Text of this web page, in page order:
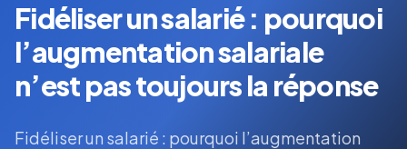
Fidéliser un salarié : pourquoi
l’augmentation salariale
n’est pas toujours la réponse
Fidéliser un salarié : pourquoi l’augmentation